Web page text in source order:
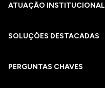
ATUAÇÃO INSTITUCIONAL
SOLUÇÕES DESTACADAS
PERGUNTAS CHAVES​